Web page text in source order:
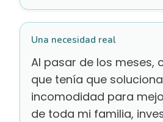
Una necesidad real
Al pasar de los meses,
que tenía que
incomodidad para
de toda mi familia,